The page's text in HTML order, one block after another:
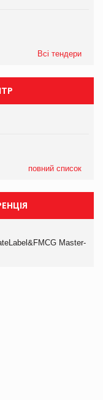
Всі тендери
повний список
Master-